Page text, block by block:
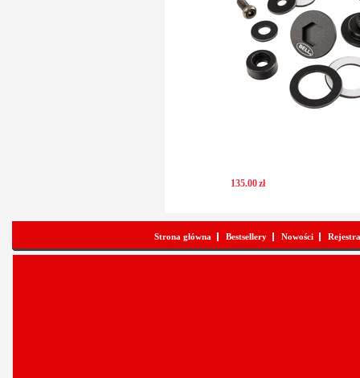
135.00zł
Strona główna Bestsellery Nowości